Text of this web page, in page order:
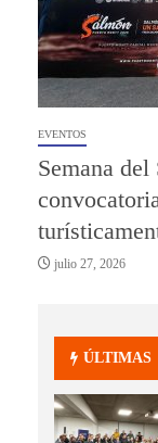
EVENTOS
Semana
julio 27, 2026
ÚLTIMAS